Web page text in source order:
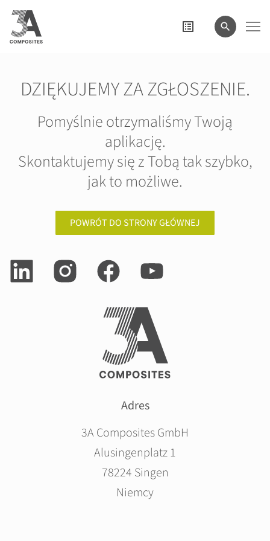
wyszukiwane
hasło
DZIĘKUJEMY ZA ZGŁOSZENIE.
Pomyślnie otrzymaliśmy Twoją
aplikację.
Skontaktujemy się z Tobą tak szybko,
jak to możliwe.
POWRÓT DO STRONY GŁÓWNEJ
Adres
3A Composites GmbH
Alusingenplatz 1
78224 Singen
Niemcy